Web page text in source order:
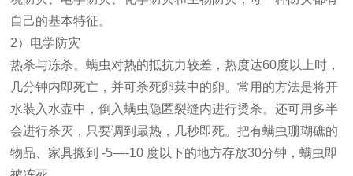
自己的基本特征。
2）电学防灾
热杀与冻杀。螨虫对热的抵抗力较差，热度达60度以上时，
几分钟内即死亡，并可杀死卵荚中的卵。常用的方法是将开
水装入水壶中，倒入螨虫隐匿裂缝内进行烫杀。还可用多半
会进行杀灭，只要调到最热，几秒即死。把有螨虫珊瑚礁的
物品、家具搬到 -5―-10 度以下的地方存放30分钟，螨虫即